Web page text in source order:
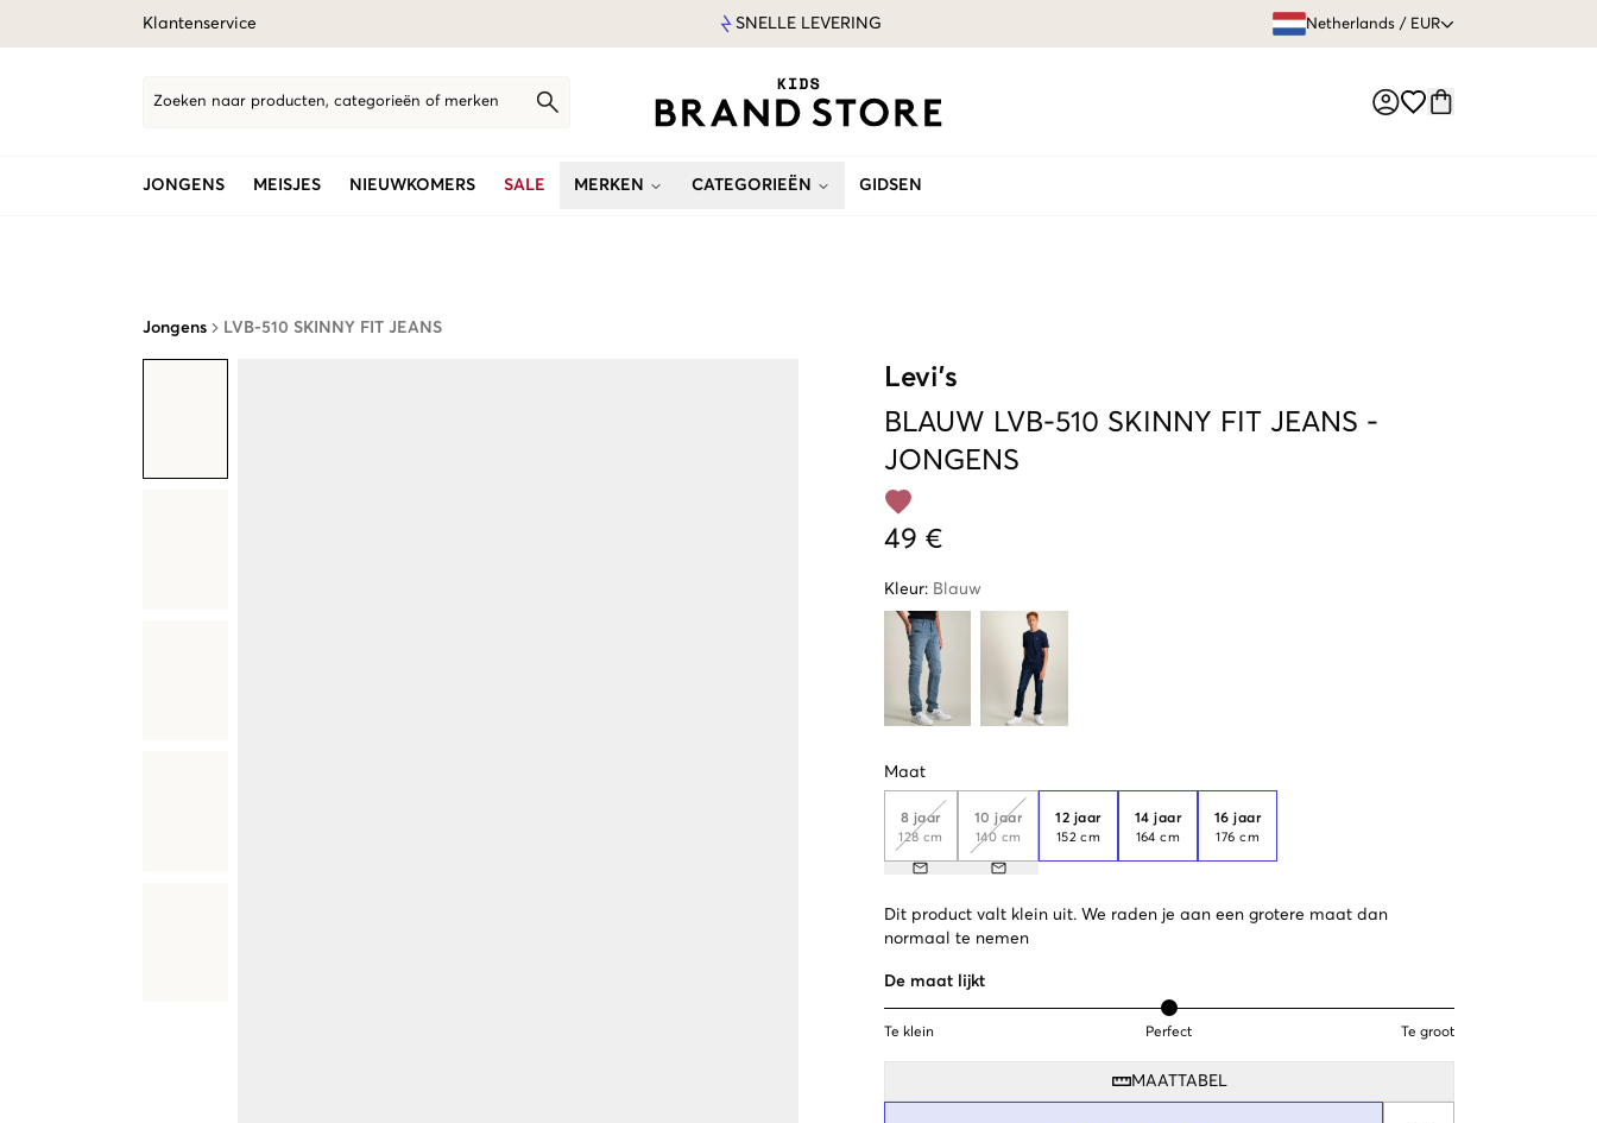
Klantenservice SNELLE LEVERING Netherlands / EUR
Zoeken naar producten, categorieën of merken
JONGENS MEISJES NIEUWKOMERS SALE MERKEN CATEGORIEËN GIDSEN
Jongens LVB-510 SKINNY FIT JEANS
Levi's
BLAUW LVB-510 SKINNY FIT JEANS -
JONGENS
49 €
Kleur: Blauw
Maat
8 jaar
128 cm
10 jaar
140 cm
12 jaar
152 cm
14 jaar
164 cm
16 jaar
176 cm
Dit product valt klein uit. We raden je aan een grotere maat dan
normaal te nemen
De maat lijkt
Te klein Perfect Te groot
MAATTABEL